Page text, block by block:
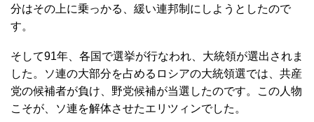
分はその上に乗っかる、緩い連邦制にしようとしたので
す。
そして91年、各国で選挙が行なわれ、大統領が選出されま
した。ソ連の大部分を占めるロシアの大統領選では、共産
党の候補者が負け、野党候補が当選したのです。この人物
こそが、ソ連を解体させたエリツィンでした。